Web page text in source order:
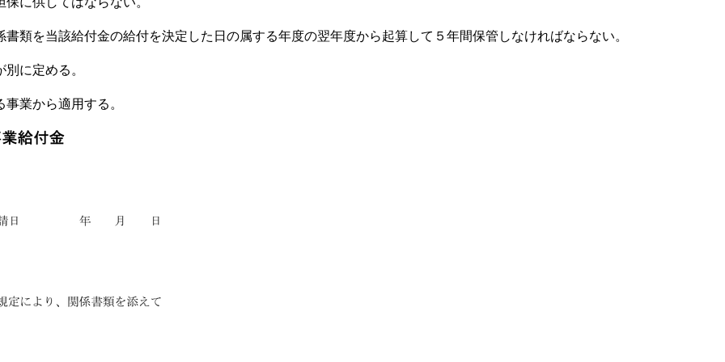
を当該給付金の給付を決定した日の属する年度の翌年度から起算して５年間保管しなければならない。
に定める。
業から適用する。